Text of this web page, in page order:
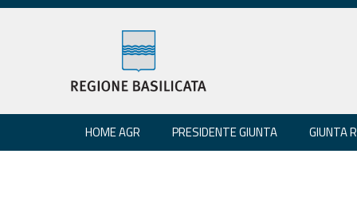
HOME AGR PRESIDENTE GIUNTA GIUNTA